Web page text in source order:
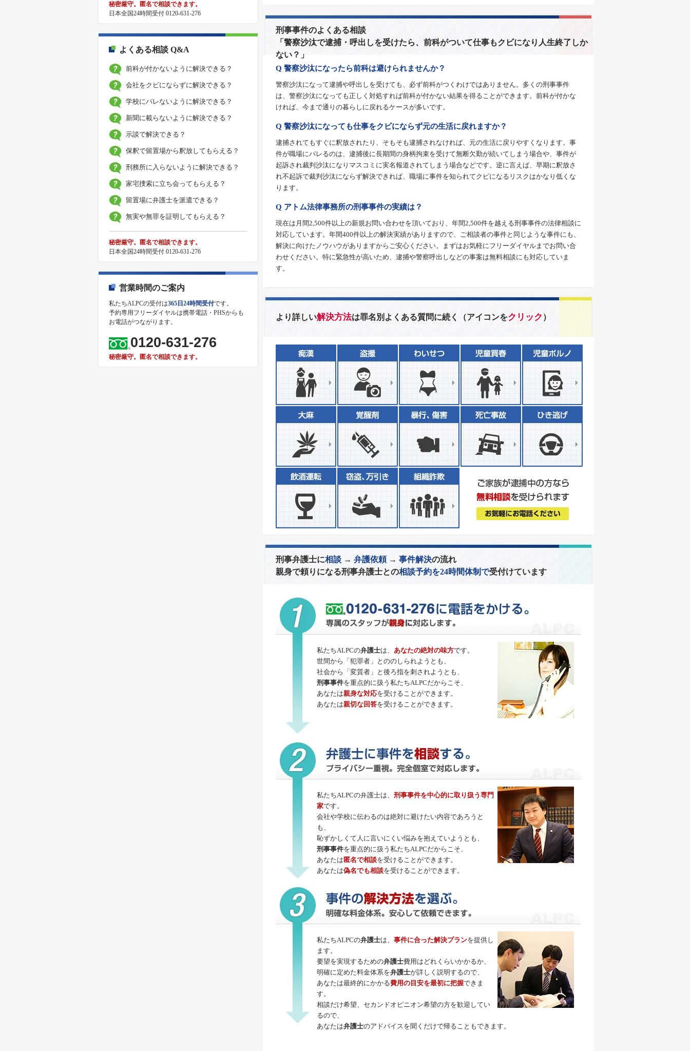
秘密厳守。匿名で相談できます。
日本全国24時間受付 0120-631-276
よくある相談 Q&A
前科が付かないように解決できる？
会社をクビにならずに解決できる？
学校にバレないように解決できる？
新聞に載らないように解決できる？
示談で解決できる？
保釈で留置場から釈放してもらえる？
刑務所に入らないように解決できる？
家宅捜索に立ち会ってもらえる？
留置場に弁護士を派遣できる？
無実や無罪を証明してもらえる？
秘密厳守。匿名で相談できます。
日本全国24時間受付 0120-631-276
営業時間のご案内
私たちALPCの受付は365日24時間受付です。
予約専用フリーダイヤルは携帯電話・PHSからも
お電話がつながります。
0120-631-276
秘密厳守。匿名で相談できます。
刑事事件のよくある相談
「警察沙汰で逮捕・呼出しを受けたら、前科がついて仕事もクビになり人生終了しか
ない？」
Q 警察沙汰になったら前科は避けられませんか？
警察沙汰になって逮捕や呼出しを受けても、必ず前科がつくわけではありません。多くの刑事事件
は、警察沙汰になっても正しく対処すれば前科が付かない結果を得ることができます。前科が付かな
ければ、今まで通りの暮らしに戻れるケースが多いです。
Q 警察沙汰になっても仕事をクビにならず元の生活に戻れますか？
逮捕されてもすぐに釈放されたり、そもそも逮捕されなければ、元の生活に戻りやすくなります。事
件が職場にバレるのは、逮捕後に長期間の身柄拘束を受けて無断欠勤が続いてしまう場合や、事件が
起訴され裁判沙汰になりマスコミに実名報道されてしまう場合などです。逆に言えば、早期に釈放さ
れ不起訴で裁判沙汰にならず解決できれば、職場に事件を知られてクビになるリスクはかなり低くな
ります。
Q アトム法律事務所の刑事事件の実績は？
現在は月間2,500件以上の新規お問い合わせを頂いており、年間2,500件を越える刑事事件の法律相談に
対応しています。年間400件以上の解決実績がありますので、ご相談者の事件と同じような事件にも、
解決に向けたノウハウがありますからご安心ください。まずはお気軽にフリーダイヤルまでお問い合
わせください。特に緊急性が高いため、逮捕や警察呼出しなどの事案は無料相談にも対応していま
す。
より詳しい解決方法は罪名別よくある質問に続く（アイコンをクリック）
刑事弁護士に相談→弁護依頼→事件解決の流れ
親身で頼りになる刑事弁護士との相談予約を24時間体制で受付けています
私たちALPCの弁護士は、 あなたの絶対の味方です。
世間から「犯罪者」とののしられようとも、
社会から「変質者」と後ろ指を刺されようとも、
刑事事件を重点的に扱う私たちALPCだからこそ、
あなたは親身な対応を受けることができます。
あなたは親切な回答を受けることができます。
私たちALPCの弁護士は、 刑事事件を中心的に取り扱う専門
家です。
会社や学校に伝わるのは絶対に避けたい内容であろうと
も、
恥ずかしくて人に言いにくい悩みを抱えていようとも、
刑事事件を重点的に扱う私たちALPCだからこそ、
あなたは 匿名で相談を受けることができます。
あなたは偽名でも相談を受けることができます。
私たちALPCの弁護士は、 事件に合った解決プランを提供し
ます。
要望を実現するための弁護士費用はどれくらいかかるか、
明確に定めた料金体系を弁護士が詳しく説明するので、
あなたは最終的にかかる費用の目安を最初に把握できま
す。
相談だけ希望、セカンドオピニオン希望の方を歓迎してい
るので、
あなたは弁護士のアドバイスを聞くだけで帰ることもできます。